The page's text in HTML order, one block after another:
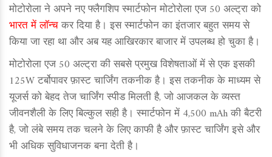
मोटोरोला ने अपने नए फ्लैगशिप स्मार्टफोन मोटोरोला एज 50 अल्ट्रा को
भारत में लॉन्चकर दिया है। इस स्मार्टफोन का इंतजार बहुत समय से
किया जा रहा था और अब यह आखिरकार बाजार में उपलब्ध हो चुका है।
मोटोरोला एज 50 अल्ट्रा की सबसे प्रमुख विशेषताओं में से एक इसकी
125W टर्बोपावर फ़ास्ट चार्जिंग तकनीक है। इस तकनीक के माध्यम से
यूजर्स को बेहद तेज चार्जिंग स्पीड मिलती है, जो आजकल के व्यस्त
जीवनशैली के लिए बिल्कुल सही है। स्मार्टफोन में 4,500 mAh की बैटरी
है, जो लंबे समय तक चलने के लिए काफी है और फ़ास्ट चार्जिंग इसे और
भी अधिक सुविधाजनक बना देती है।